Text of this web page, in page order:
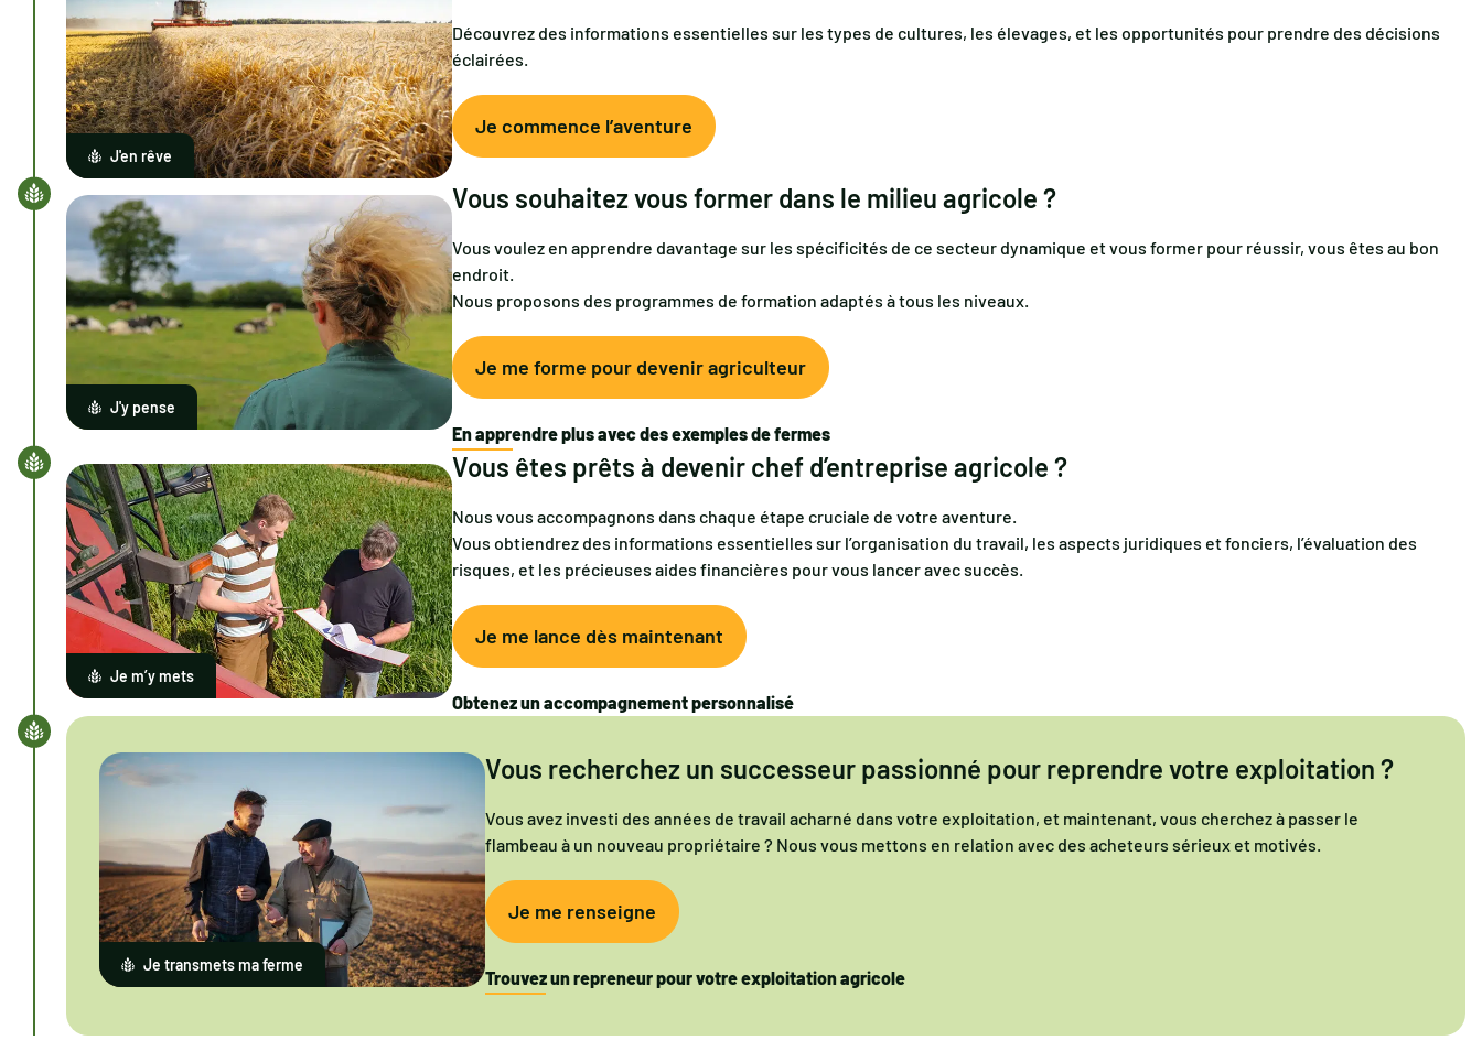
J'en rêve
Découvrez des informations essentielles sur les types de cultures, les élevages, et les opportunités pour prendre des décisions
éclairées.
Je commence l’aventure
J'y pense
Vous souhaitez vous former dans le milieu agricole ?
Vous voulez en apprendre davantage sur les spécificités de ce secteur dynamique et vous former pour réussir, vous êtes au bon
endroit.
Nous proposons des programmes de formation adaptés à tous les niveaux.
Je me forme pour devenir agriculteur
En apprendre plus avec des exemples de fermes
Je m’y mets
Vous êtes prêts à devenir chef d’entreprise agricole ?
Nous vous accompagnons dans chaque étape cruciale de votre aventure.
Vous obtiendrez des informations essentielles sur l’organisation du travail, les aspects juridiques et fonciers, l’évaluation des
risques, et les précieuses aides financières pour vous lancer avec succès.
Je me lance dès maintenant
Obtenez un accompagnement personnalisé
Je transmets ma ferme
Vous recherchez un successeur passionné pour reprendre votre exploitation ?
Vous avez investi des années de travail acharné dans votre exploitation, et maintenant, vous cherchez à passer le
flambeau à un nouveau propriétaire ? Nous vous mettons en relation avec des acheteurs sérieux et motivés.
Je me renseigne
Trouvez un repreneur pour votre exploitation agricole